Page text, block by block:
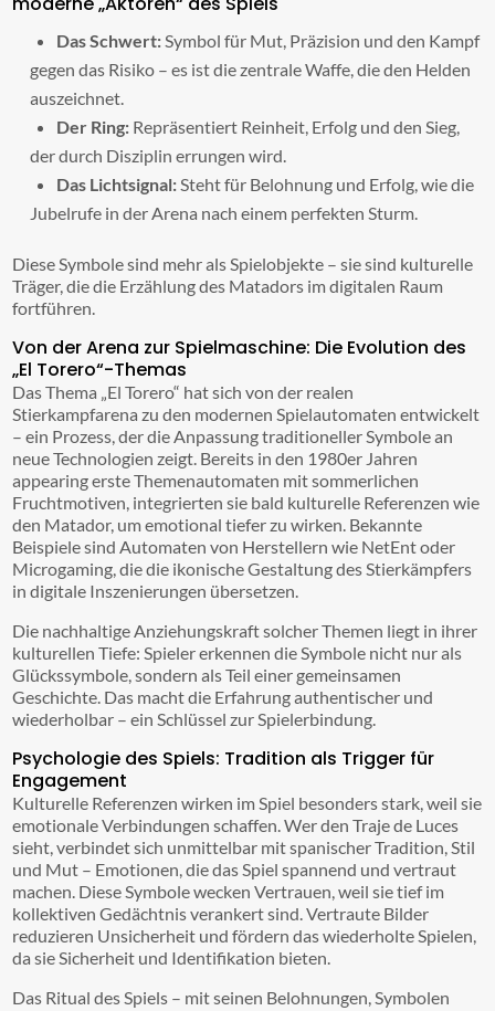
Das Schwert:Symbol für Mut, Präzision und den Kampf
gegen das Risiko – es ist die zentrale Waffe, die den Helden
auszeichnet.
Der Ring: Repräsentiert Reinheit, Erfolg und den Sieg,
der durch Disziplin errungen wird.
Das Lichtsignal:Steht für Belohnung und Erfolg, wie die
Jubelrufe in der Arena nach einem perfekten Sturm.
Diese Symbole sind mehr als Spielobjekte – sie sind kulturelle
Träger, die die Erzählung des Matadors im digitalen Raum
fortführen.
Von der Arena zur Spielmaschine: Die Evolution des
„El Torero“-Themas
Das Thema „El Torero“ hat sich von der realen
Stierkampfarena zu den modernen Spielautomaten entwickelt
– ein Prozess, der die Anpassung traditioneller Symbole an
neue Technologien zeigt. Bereits in den 1980er Jahren
appearing erste Themenautomaten mit sommerlichen
Fruchtmotiven, integrierten sie bald kulturelle Referenzen wie
den Matador, um emotional tiefer zu wirken. Bekannte
Beispiele sind Automaten von Herstellern wie NetEnt oder
Microgaming, die die ikonische Gestaltung des Stierkämpfers
in digitale Inszenierungen übersetzen.
Die nachhaltige Anziehungskraft solcher Themen liegt in ihrer
kulturellen Tiefe: Spieler erkennen die Symbole nicht nur als
Glückssymbole, sondern als Teil einer gemeinsamen
Geschichte. Das macht die Erfahrung authentischer und
wiederholbar – ein Schlüssel zur Spielerbindung.
Psychologie des Spiels: Tradition als Trigger für
Engagement
Kulturelle Referenzen wirken im Spiel besonders stark, weil sie
emotionale Verbindungen schaffen. Wer den Traje de Luces
sieht, verbindet sich unmittelbar mit spanischer Tradition, Stil
und Mut – Emotionen, die das Spiel spannend und vertraut
machen. Diese Symbole wecken Vertrauen, weil sie tief im
kollektiven Gedächtnis verankert sind. Vertraute Bilder
reduzieren Unsicherheit und fördern das wiederholte Spielen,
da sie Sicherheit und Identifikation bieten.
Das Ritual des Spiels – mit seinen Belohnungen, Symbolen